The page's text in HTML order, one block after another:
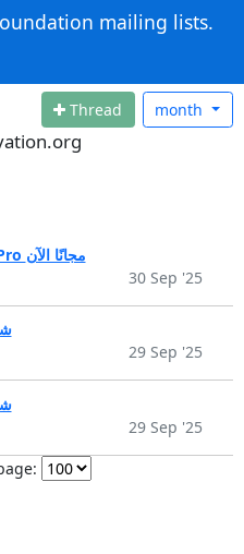
mailing lists.
Thread month
انضم لحساب Canva Pro مجانًا الآن
30 Sep '25
29 Sep '25
29 Sep '25